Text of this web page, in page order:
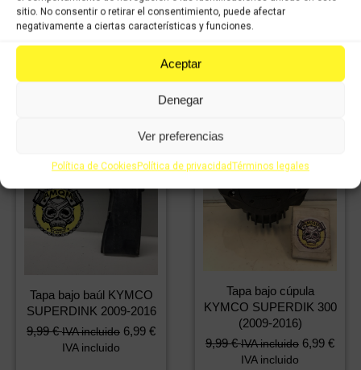
sitio. No consentir o retirar el consentimiento, puede afectar
negativamente a ciertas características y funciones.
Aceptar
Denegar
Ver preferencias
Política de CookiesPolítica de privacidadTérminos legales
Tapa bajo baúl KYMCO
SUPERDINK 2009-2016
El
9,99€El
precio
IVA incluido 6,99 €
IVA incluido
Tapa bajo cúpula
KYMCO SUPERDIK 300
(2009-2016)
9,99€ IVA incluido 6,99 €
IVA incluido